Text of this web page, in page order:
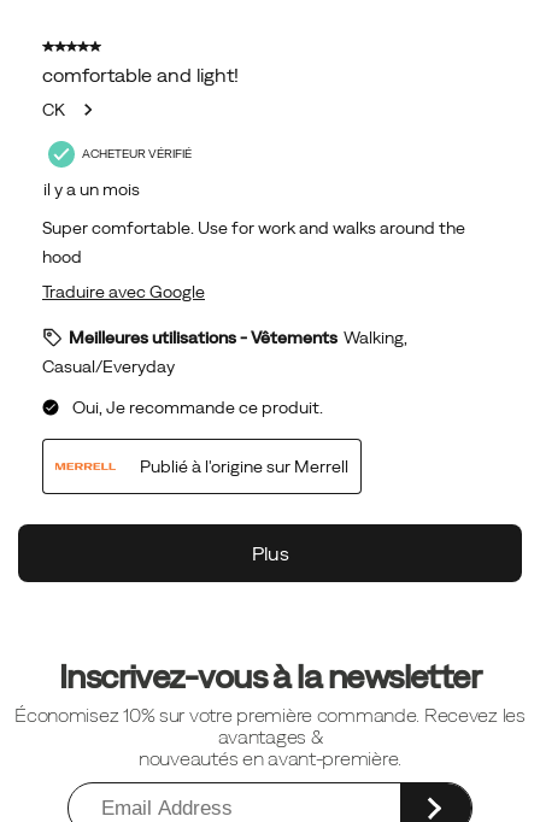
pied
Inscrivez-vous à la newsletter
Économisez 10% sur votre première commande. Recevez les
avantages &
nouveautés en avant-première.